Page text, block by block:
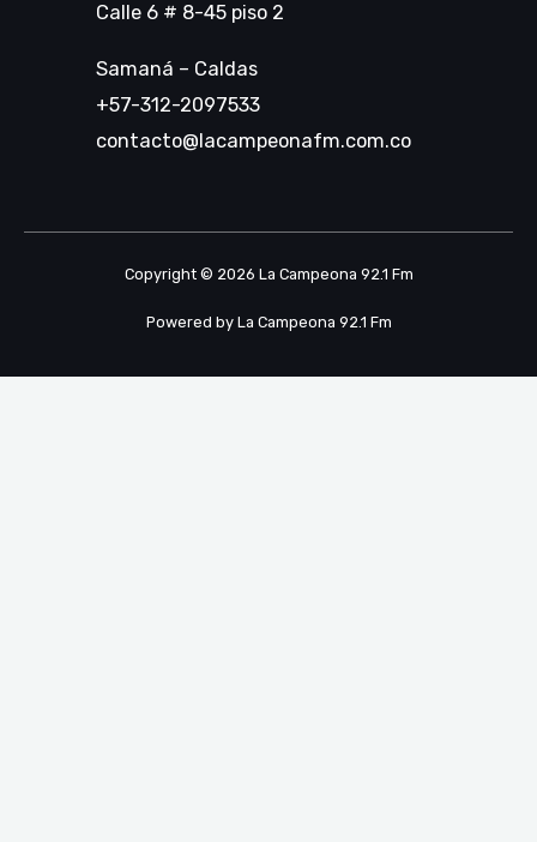
Calle 6 # 8-45 piso 2
Samaná – Caldas
+57-312-2097533
contacto@lacampeonafm.com.co
Copyright © 2026 La Campeona 92.1 Fm
Powered by La Campeona 92.1 Fm